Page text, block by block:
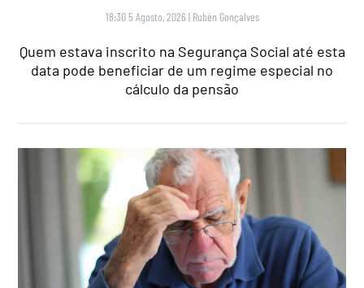
18:30 5 Agosto, 2026 | Rubén Gonçalves
Quem estava inscrito na Segurança Social até esta
data pode beneficiar de um regime especial no
cálculo da pensão